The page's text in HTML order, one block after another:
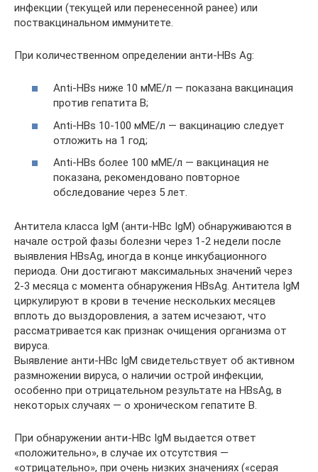
инфекции (текущей или перенесенной ранее) или
поствакцинальном иммунитете.
При количественном определении анти-HBs Ag:
Anti-HBs ниже 10 мМЕ/л — показана вакцинация
против гепатита В;
Anti-HBs 10-100 мМЕ/л — вакцинацию следует
отложить на 1 год;
Anti-HBs более 100 мМЕ/л — вакцинация не
показана, рекомендовано повторное
обследование через 5 лет.
Антитела класса IgМ (анти-HBс IgМ) обнаруживаются в
начале острой фазы болезни через 1-2 недели после
выявления HBsAg, иногда в конце инкубационного
периода. Они достигают максимальных значений через
2-3 месяца с момента обнаружения HBsAg. Антитела IgМ
циркулируют в крови в течение нескольких месяцев
вплоть до выздоровления, а затем исчезают, что
рассматривается как признак очищения организма от
вируса.
Выявление анти-HBс IgМ свидетельствует об активном
размножении вируса, о наличии острой инфекции,
особенно при отрицательном результате на HBsAg, в
некоторых случаях — о хроническом гепатите В.
При обнаружении анти-HBc IgM выдается ответ
«положительно», в случае их отсутствия —
«отрицательно», при очень низких значениях («серая